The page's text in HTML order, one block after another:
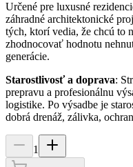
Určené pre luxusné
záhradné architektonické
tých, ktorí vedia, že chcú to
zhodnocovať hodnotu
generácie.
Starostlivosť a doprava:
prepravu a profesionálnu
logistike. Po výsadbe je
dobrá drenáž, zálivka,
1